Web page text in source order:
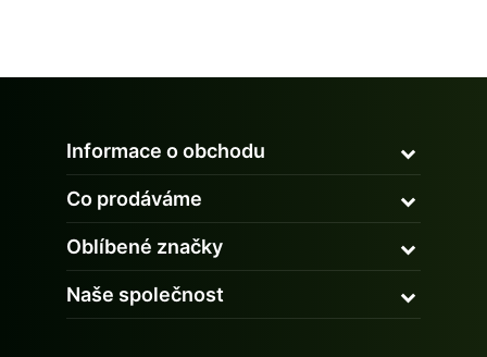
Informace o obchodu
Co prodáváme
Oblíbené značky
Naše společnost